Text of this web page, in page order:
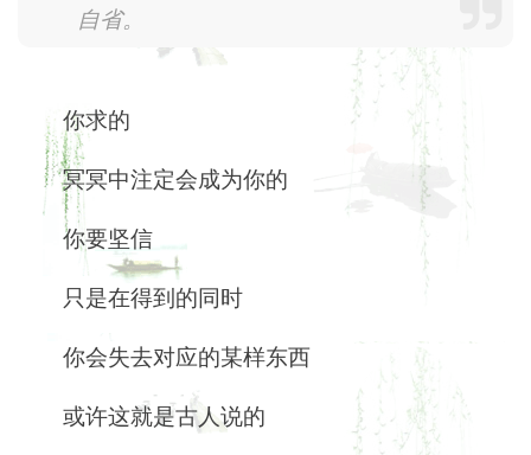
自省。
你求的
冥冥中注定会成为你的
你要坚信
只是在得到的同时
你会失去对应的某样东西
或许这就是古人说的